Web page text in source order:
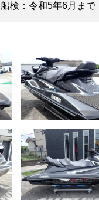
船検：令和5年6月まで